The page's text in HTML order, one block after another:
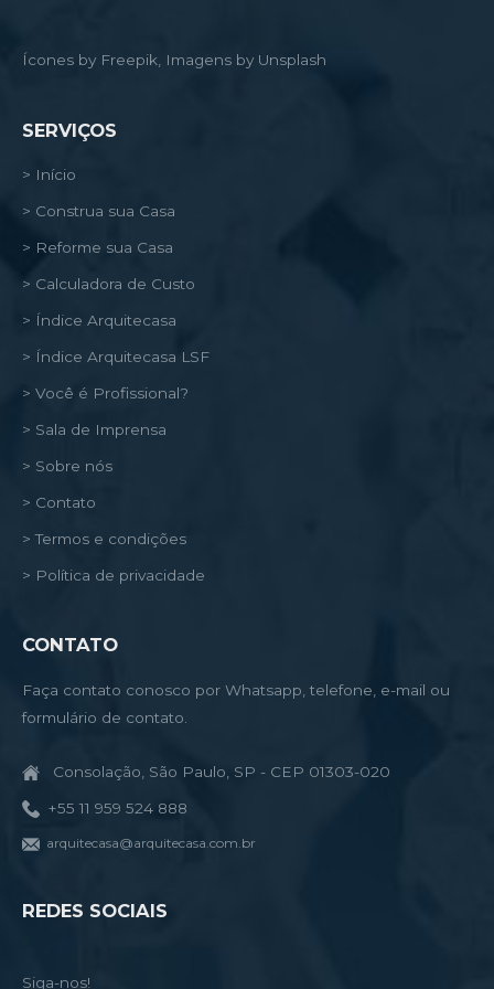
Ícones by Freepik, Imagens by Unsplash
SERVIÇOS
> Início
> Construa sua Casa
> Reforme sua Casa
> Calculadora de Custo
> Índice Arquitecasa
> Índice Arquitecasa LSF
> Você é Profissional?
> Sala de Imprensa
> Sobre nós
> Contato
> Termos e condições
> Política de privacidade
CONTATO
Faça contato conosco por Whatsapp, telefone, e-mail ou
formulário de contato.
Consolação, São Paulo, SP - CEP 01303-020
+55 11 959 524 888
arquitecasa@arquitecasa.com.br
REDES SOCIAIS
Siga-nos!